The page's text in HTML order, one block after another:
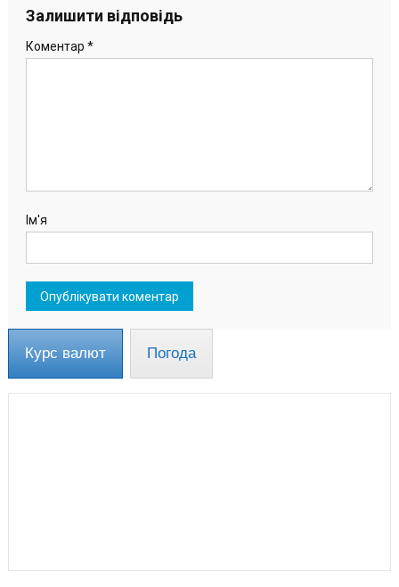
записів
Залишити відповідь
Коментар *
Ім'я
Курс валют Погода